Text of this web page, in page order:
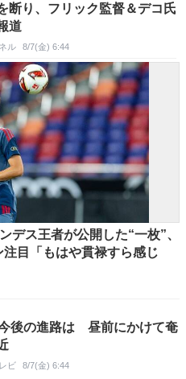
り、フリック監督＆デコ氏
道
ル 8/7(金) 6:44
デス王者が公開した“一枚”、
目「もはや貫禄すら感じ
今後の進路は 昼前にかけて奄
ビ 8/7(金) 6:44